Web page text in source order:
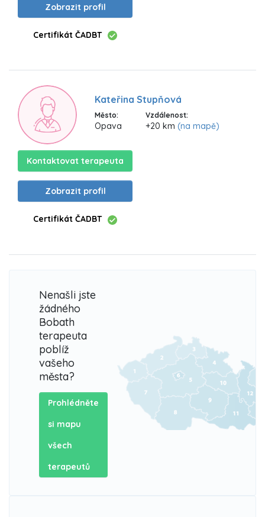
Zobrazit profil
Certifikát ČADBT
Kateřina Stupňová
Město:
Opava
Vzdálenost:
+20 km (na mapě)
Kontaktovat terapeuta
Zobrazit profil
Certifikát ČADBT
Nenašli jste
žádného
Bobath
terapeuta
poblíž
vašeho
města?
Prohlédněte
si mapu
všech
terapeutů